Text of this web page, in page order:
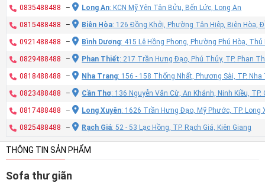
0835488488 – Long An: KCN Mỹ Yên Tân Bửu, Bến Lức, Long An
0815488488 – Biên Hòa: 126 Đồng Khởi, Phường Tân Hiệp, Biên Hòa,
0921488488 – Bình Dương: 415 Lê Hồng Phong, Phường Phú Hòa,
0829488488 – Phan Thiết: 217 Trần Hưng Đạo, Phú Thủy, TP. Phan
0818488488 – Nha Trang: 156 - 158 Thống Nhất, Phương Sài, TP.
0823488488 – Cần Thơ: 136 Nguyễn Văn Cừ, An Khánh, Ninh Kiều,
0817488488 – Long Xuyên: 1626 Trần Hưng Đạo, Mỹ Phước, TP. Long
0825488488 – Rạch Giá: 52 - 53 Lạc Hồng, TP. Rạch Giá, Kiên Giang
THÔNG TIN SẢN PHẨM
Sofa thư giãn